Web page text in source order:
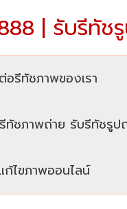
| รับรีทัช
รีทัชภาพของเรา
ทัชภาพถ่าย รับรีทัชรู
ไขภาพออนไลน์